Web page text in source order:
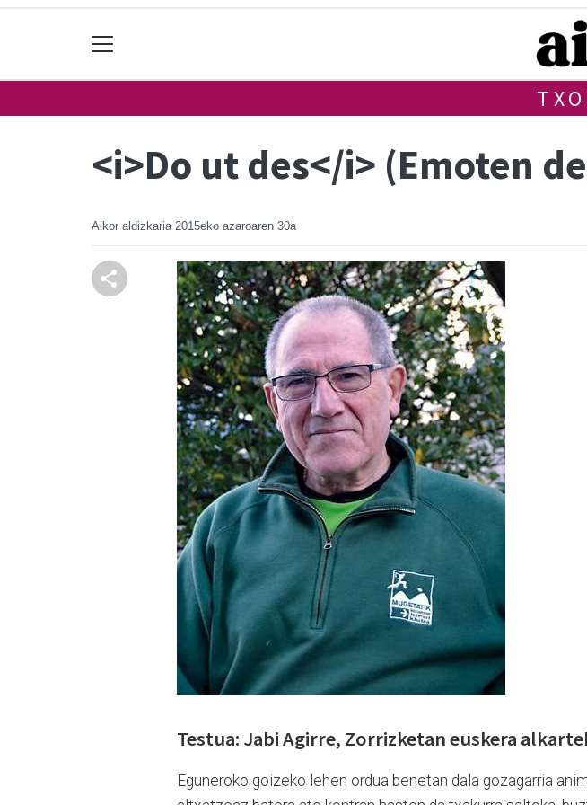
<i>Do ut des</i> (Emoten
Aikor aldizkaria 2015eko azaroaren 30a
Testua: Jabi Agirre, Zorrizketan euskera
Eguneroko goizeko lehen ordua benetan dala gozagarria